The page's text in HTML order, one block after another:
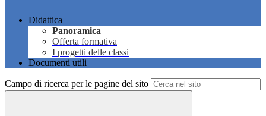
Didattica
Panoramica
Offerta formativa
I progetti delle classi
Documenti utili
Campo di ricerca per le pagine del sito